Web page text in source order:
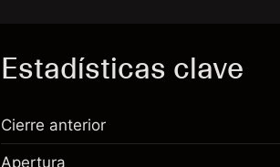
Estadísticas clave
Cierre anterior
Apertura